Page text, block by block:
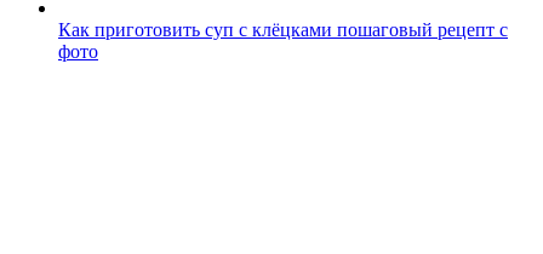
Как приготовить суп с клёцками пошаговый рецепт с
фото